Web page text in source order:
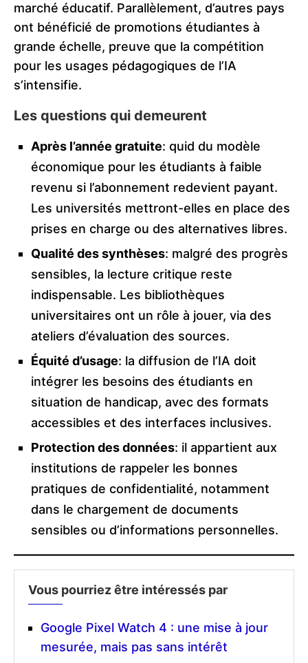
marché éducatif. Parallèlement, d’autres pays
ont bénéficié de promotions étudiantes à
grande échelle, preuve que la compétition
pour les usages pédagogiques de l’IA
s’intensifie.
Les questions qui demeurent
Après l’année gratuite: quid du modèle
économique pour les étudiants à faible
revenu si l’abonnement redevient payant.
Les universités mettront-elles en place des
prises en charge ou des alternatives libres.
Qualité des synthèses: malgré des progrès
sensibles, la lecture critique reste
indispensable. Les bibliothèques
universitaires ont un rôle à jouer, via des
ateliers d’évaluation des sources.
Équité d’usage: la diffusion de l’IA doit
intégrer les besoins des étudiants en
situation de handicap, avec des formats
accessibles et des interfaces inclusives.
Protection des données: il appartient aux
institutions de rappeler les bonnes
pratiques de confidentialité, notamment
dans le chargement de documents
sensibles ou d’informations personnelles.
Vous pourriez être intéressés par
Google Pixel Watch 4 : une mise à jour
mesurée, mais pas sans intérêt